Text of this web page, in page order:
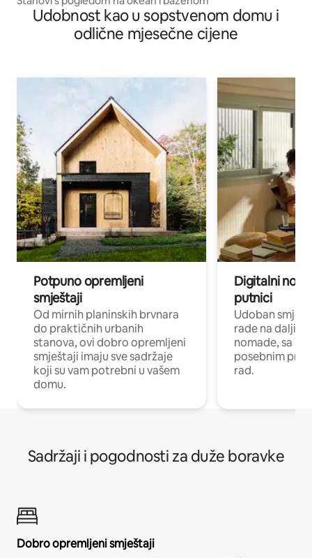
Udobnost kao u sopstvenom domu i
odlične mjesečne cijene
Potpuno opremljeni
smještaji
Od mirnih planinskih brvnara
do praktičnih urbanih
stanova, ovi dobro opremljeni
smještaji imaju sve sadržaje
koji su vam potrebni u vašem
domu.
Digitalni
putnici
Udoban
rade na
nomade, sa
posebnim
rad.
Sadržaji i pogodnosti za duže boravke
Dobro opremljeni smještaji